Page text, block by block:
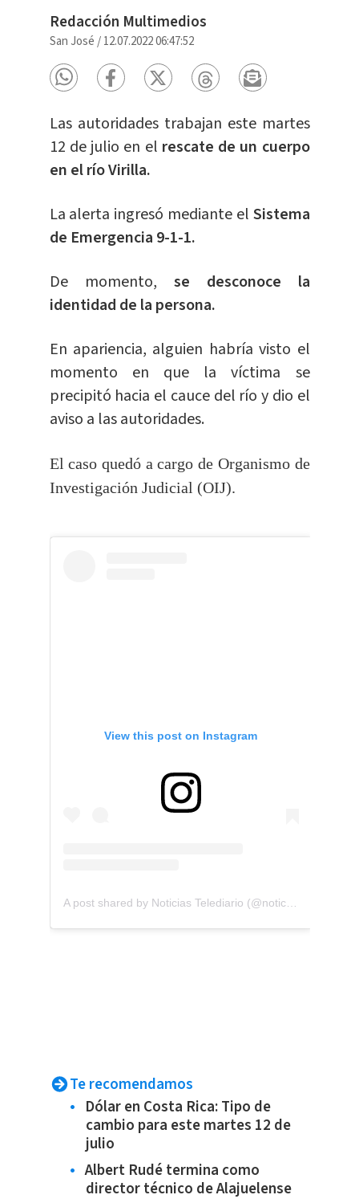
Redacción Multimedios
San José /12.07.2022 06:47:52
Las autoridades trabajan este martes
12 de julio en el rescate de un cuerpo
en el río Virilla.
La alerta ingresó mediante el Sistema
de Emergencia 9-1-1.
De momento, se desconoce la
identidad de la persona.
En apariencia, alguien habría visto el
momento en que la víctima se
precipitó hacia el cauce del río y dio el
aviso a las autoridades.
El caso quedó a cargo de Organismo de
Investigación Judicial (OIJ).
View this post on Instagram
A post shared by Noticias Telediario (@noticiastelediario)
Te recomendamos
Dólar en Costa Rica: Tipo de
cambio para este martes 12 de
julio
Albert Rudé termina como
director técnico de Alajuelense